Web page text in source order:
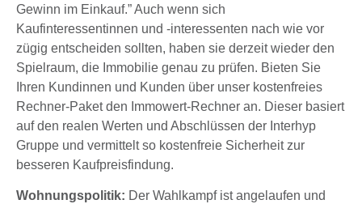
Gewinn im Einkauf.” Auch wenn sich
Kaufinteressentinnen und -interessenten nach wie vor
zügig entscheiden sollten, haben sie derzeit wieder den
Spielraum, die Immobilie genau zu prüfen. Bieten Sie
Ihren Kundinnen und Kunden über unser kostenfreies
Rechner-Paket den Immowert-Rechner an. Dieser basiert
auf den realen Werten und Abschlüssen der Interhyp
Gruppe und vermittelt so kostenfreie Sicherheit zur
besseren Kaufpreisfindung.
Wohnungspolitik: Der Wahlkampf ist angelaufen und